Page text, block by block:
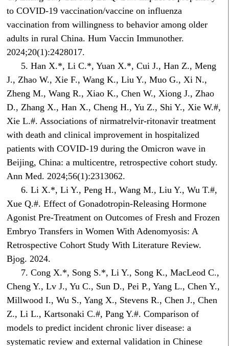
to COVID-19 vaccination/vaccine on influenza
vaccination from willingness to behavior among older
adults in rural China. Hum Vaccin Immunother.
2024;20(1):2428017.
5. Han X.*, Li C.*, Yuan X.*, Cui J., Han Z., Meng
J., Zhao W., Xie F., Wang K., Liu Y., Muo G., Xi N.,
Zheng M., Wang R., Xiao K., Chen W., Xiong J., Zhao
D., Zhang X., Han X., Cheng H., Yu Z., Shi Y., Xie W.#,
Xie L.#. Associations of nirmatrelvir-ritonavir treatment
with death and clinical improvement in hospitalized
patients with COVID-19 during the Omicron wave in
Beijing, China: a multicentre, retrospective cohort study.
Ann Med. 2024;56(1):2313062.
6. Li X.*, Li Y., Peng H., Wang M., Liu Y., Wu T.#,
Xue Q.#. Effect of Gonadotropin-Releasing Hormone
Agonist Pre-Treatment on Outcomes of Fresh and Frozen
Embryo Transfers in Women With Adenomyosis: A
Retrospective Cohort Study With Literature Review.
Bjog. 2024.
7. Cong X.*, Song S.*, Li Y., Song K., MacLeod C.,
Cheng Y., Lv J., Yu C., Sun D., Pei P., Yang L., Chen Y.,
Millwood I., Wu S., Yang X., Stevens R., Chen J., Chen
Z., Li L., Kartsonaki C.#, Pang Y.#. Comparison of
models to predict incident chronic liver disease: a
systematic review and external validation in Chinese